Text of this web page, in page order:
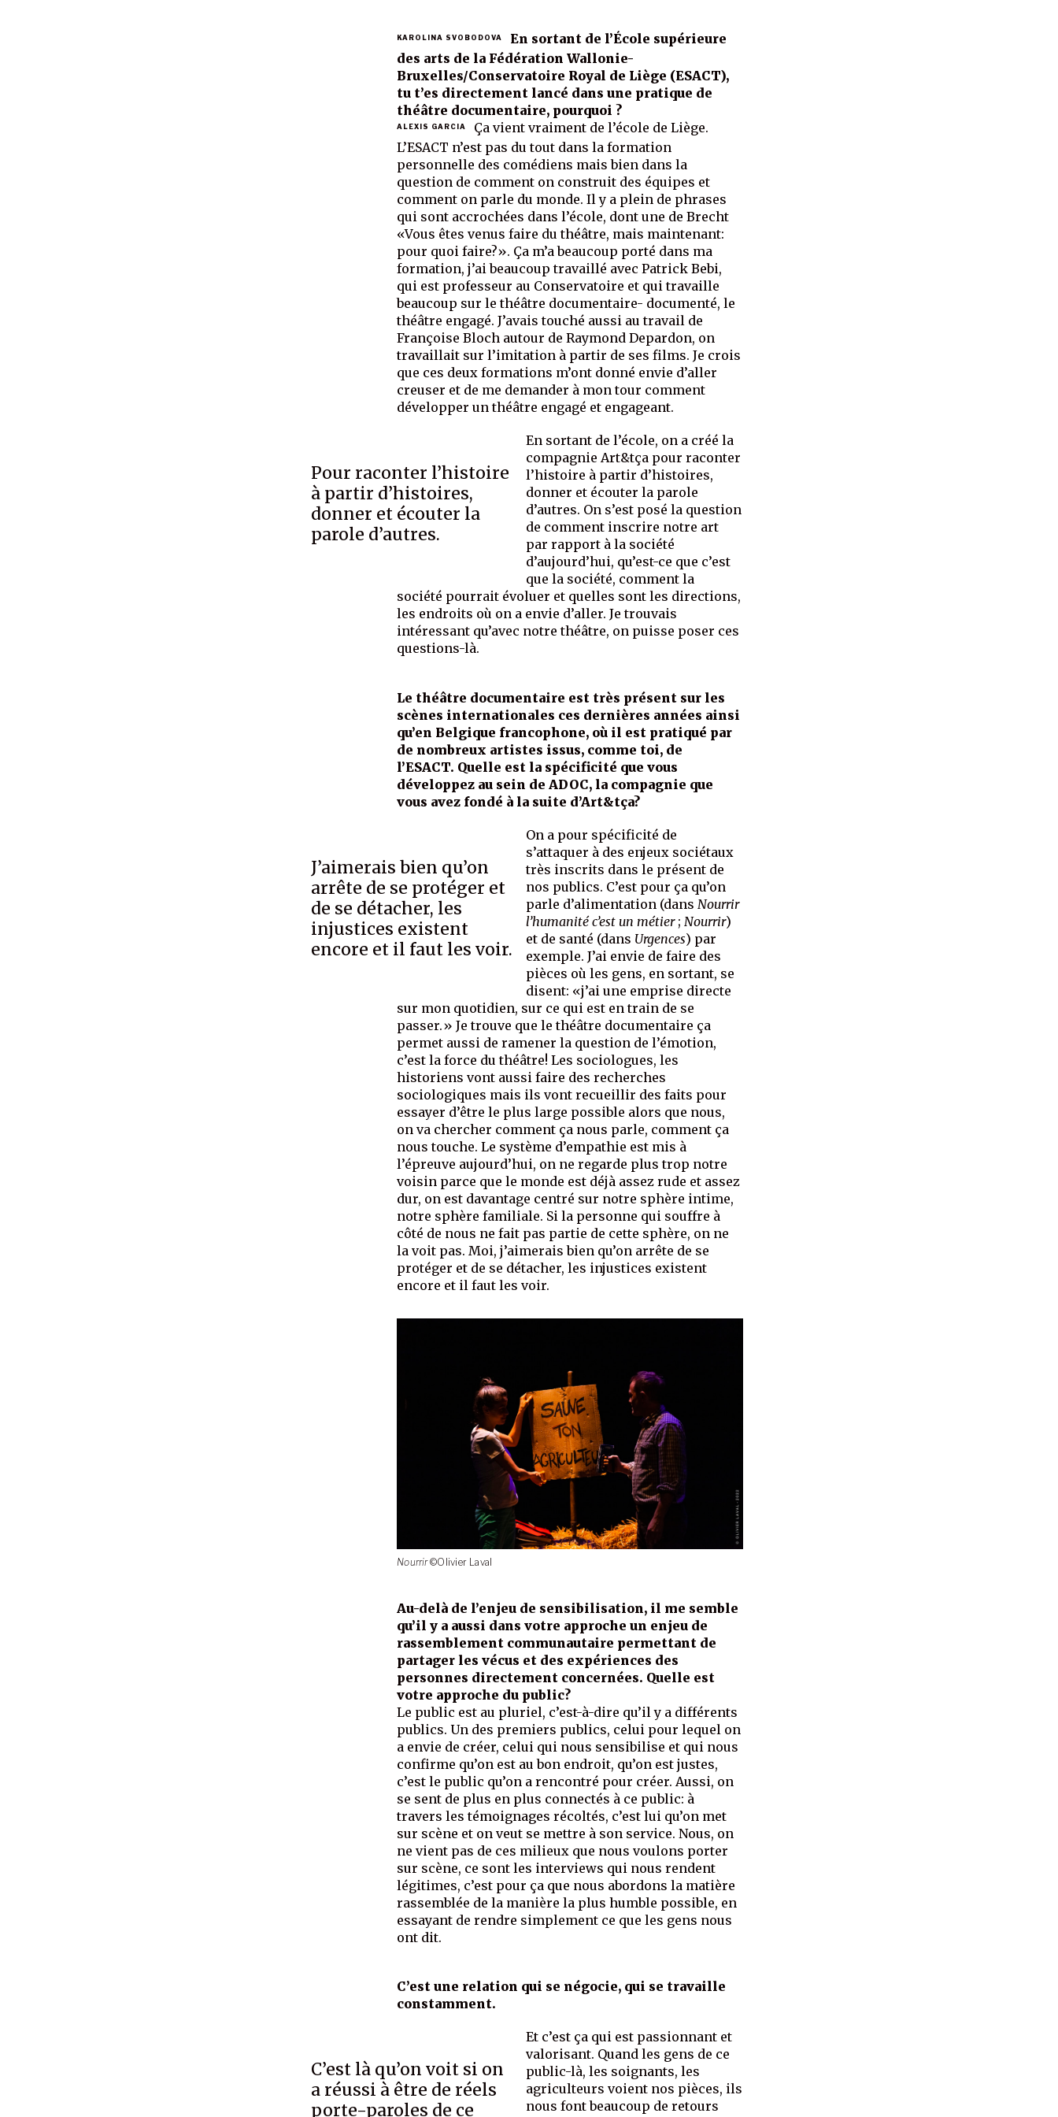
KAROLINA SVOBODOVA
En sortant de l’École supérieure
des arts de la Fédération Wallonie-
Bruxelles/Conservatoire Royal de Liège (ESACT),
tu t’es directement lancé dans une pratique de
théâtre documentaire, pourquoi ?
ALEXIS GARCIA
Ça vient vraiment de l’école de Liège.
L’ESACT n’est pas du tout dans la formation
personnelle des comédiens mais bien dans la
question de comment on construit des équipes et
comment on parle du monde. Il y a plein de phrases
qui sont accrochées dans l’école, dont une de Brecht
«Vous êtes venus faire du théâtre, mais maintenant:
pour quoi faire?». Ça m’a beaucoup porté dans ma
formation, j’ai beaucoup travaillé avec Patrick Bebi,
qui est professeur au Conservatoire et qui travaille
beaucoup sur le théâtre documentaire- documenté, le
théâtre engagé. J’avais touché aussi au travail de
Françoise Bloch autour de Raymond Depardon, on
travaillait sur l’imitation à partir de ses films. Je crois
que ces deux formations m’ont donné envie d’aller
creuser et de me demander à mon tour comment
développer un théâtre engagé et engageant.
Pour raconter l’histoire
à partir d’histoires,
donner et écouter la
parole d’autres.
En sortant de l’école, on a créé la
compagnie Art&tça pour raconter
l’histoire à partir d’histoires,
donner et écouter la parole
d’autres. On s’est posé la question
de comment inscrire notre art
par rapport à la société
d’aujourd’hui, qu’est-ce que c’est
que la société, comment la
société pourrait évoluer et quelles sont les directions,
les endroits où on a envie d’aller. Je trouvais
intéressant qu’avec notre théâtre, on puisse poser ces
questions-là.
Le théâtre documentaire est très présent sur les
scènes internationales ces dernières années ainsi
qu’en Belgique francophone, où il est pratiqué par
de nombreux artistes issus, comme toi, de
l’ESACT. Quelle est la spécificité que vous
développez au sein de ADOC, la compagnie que
vous avez fondé à la suite d’Art&tça?
J’aimerais bien qu’on
arrête de se protéger et
de se détacher, les
injustices existent
encore et il faut les voir.
On a pour spécificité de
s’attaquer à des enjeux sociétaux
très inscrits dans le présent de
nos publics. C’est pour ça qu’on
parle d’alimentation (dans Nourrir
l’humanité c’est un métier; Nourrir)
et de santé (dans Urgences) par
exemple. J’ai envie de faire des
pièces où les gens, en sortant, se
disent: «j’ai une emprise directe
sur mon quotidien, sur ce qui est en train de se
passer.» Je trouve que le théâtre documentaire ça
permet aussi de ramener la question de l’émotion,
c’est la force du théâtre! Les sociologues, les
historiens vont aussi faire des recherches
sociologiques mais ils vont recueillir des faits pour
essayer d’être le plus large possible alors que nous,
on va chercher comment ça nous parle, comment ça
nous touche. Le système d’empathie est mis à
l’épreuve aujourd’hui, on ne regarde plus trop notre
voisin parce que le monde est déjà assez rude et assez
dur, on est davantage centré sur notre sphère intime,
notre sphère familiale. Si la personne qui souffre à
côté de nous ne fait pas partie de cette sphère, on ne
la voit pas. Moi, j’aimerais bien qu’on arrête de se
protéger et de se détacher, les injustices existent
encore et il faut les voir.
Nourrir©Olivier Laval
Au-delà de l’enjeu de sensibilisation, il me semble
qu’il y a aussi dans votre approche un enjeu de
rassemblement communautaire permettant de
partager les vécus et des expériences des
personnes directement concernées. Quelle est
votre approche du public?
Le public est au pluriel, c’est-à-dire qu’il y a différents
publics. Un des premiers publics, celui pour lequel on
a envie de créer, celui qui nous sensibilise et qui nous
confirme qu’on est au bon endroit, qu’on est justes,
c’est le public qu’on a rencontré pour créer. Aussi, on
se sent de plus en plus connectés à ce public: à
travers les témoignages récoltés, c’est lui qu’on met
sur scène et on veut se mettre à son service. Nous, on
ne vient pas de ces milieux que nous voulons porter
sur scène, ce sont les interviews qui nous rendent
légitimes, c’est pour ça que nous abordons la matière
rassemblée de la manière la plus humble possible, en
essayant de rendre simplement ce que les gens nous
ont dit.
C’est une relation qui se négocie, qui se travaille
constamment.
C’est là qu’on voit si on
a réussi à être de réels
porte-paroles de ce
Et c’est ça qui est passionnant et
valorisant. Quand les gens de ce
public-là, les soignants, les
agriculteurs voient nos pièces, ils
nous font beaucoup de retours